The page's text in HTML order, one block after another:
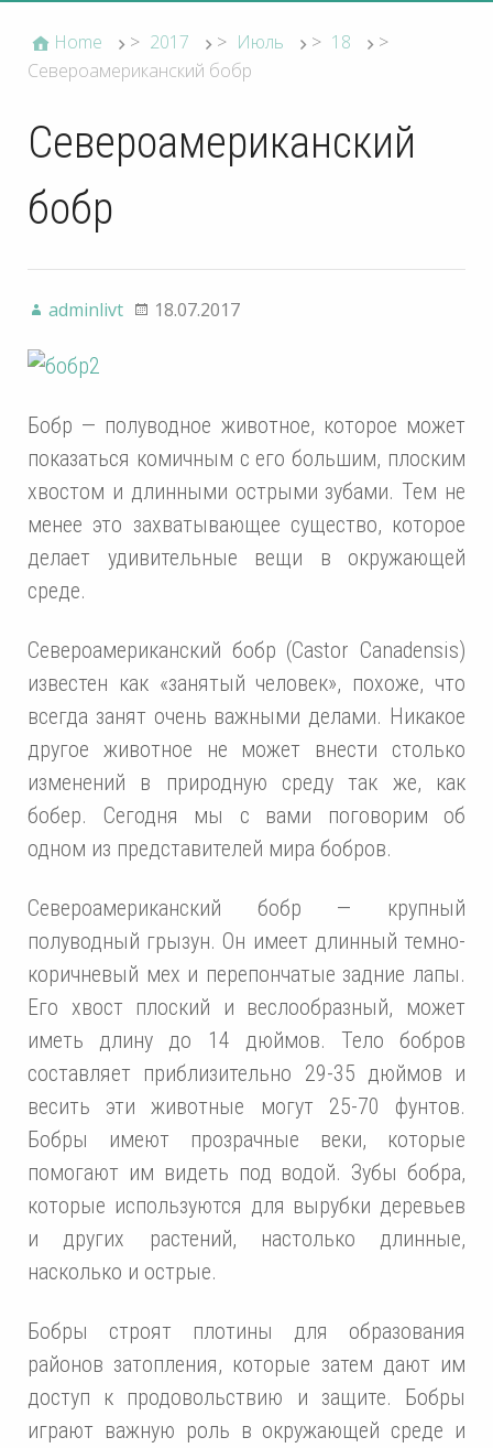
Home > 2017 > Июль > 18
>
Североамериканский бобр
Североамериканский
бобр
adminlivt 18.07.2017
Бобр — полуводное животное, которое может
показаться комичным с его большим, плоским
хвостом и длинными острыми зубами. Тем не
менее это захватывающее существо, которое
делает удивительные вещи в окружающей
среде.
Североамериканский бобр (Castor Canadensis)
известен как «занятый человек», похоже, что
всегда занят очень важными делами. Никакое
другое животное не может внести столько
изменений в природную среду так же, как
бобер. Сегодня мы с вами поговорим об
одном из представителей мира бобров.
Североамериканский бобр — крупный
полуводный грызун. Он имеет длинный темно-
коричневый мех и перепончатые задние лапы.
Его хвост плоский и веслообразный, может
иметь длину до 14 дюймов. Тело бобров
составляет приблизительно 29-35 дюймов и
весить эти животные могут 25-70 фунтов.
Бобры имеют прозрачные веки, которые
помогают им видеть под водой. Зубы бобра,
которые используются для вырубки деревьев
и других растений, настолько длинные,
насколько и острые.
Бобры строят плотины для образования
районов затопления, которые затем дают им
доступ к продовольствию и защите. Бобры
играют важную роль в окружающей среде и